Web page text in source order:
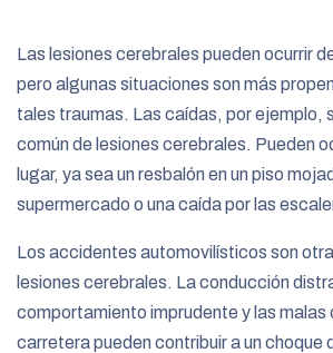
Las lesiones cerebrales pueden ocurrir
pero algunas situaciones son más
tales traumas. Las caídas, por ejemplo,
común de lesiones cerebrales. Pueden
lugar, ya sea un resbalón en un piso
supermercado o una caída por las
Los accidentes automovilísticos son
lesiones cerebrales. La conducción
comportamiento imprudente y las malas
carretera pueden contribuir a un choque